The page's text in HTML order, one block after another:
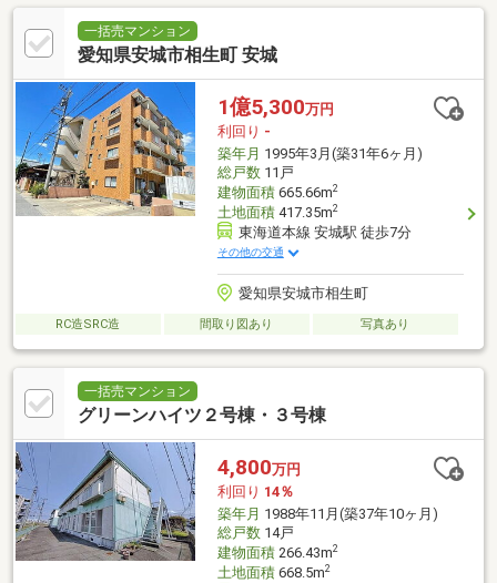
一括売マンション
愛知県安城市相生町 安城
1億5,300万円
利回り -
築年月 1995年3月(築31年6ヶ月)
総戸数11戸
建物面積665.66m2
土地面積417.35m2
東海道本線 安城駅 徒歩7分
その他の交通
愛知県安城市相生町
RC造SRC造 間取り図あり 写真あり
一括売マンション
グリーンハイツ２号棟・３号棟
4,800万円
利回り 14％
築年月 1988年11月(築37年10ヶ月)
総戸数14戸
建物面積266.43m2
土地面積668.5m2